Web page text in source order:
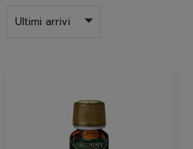
Ultimi arrivi